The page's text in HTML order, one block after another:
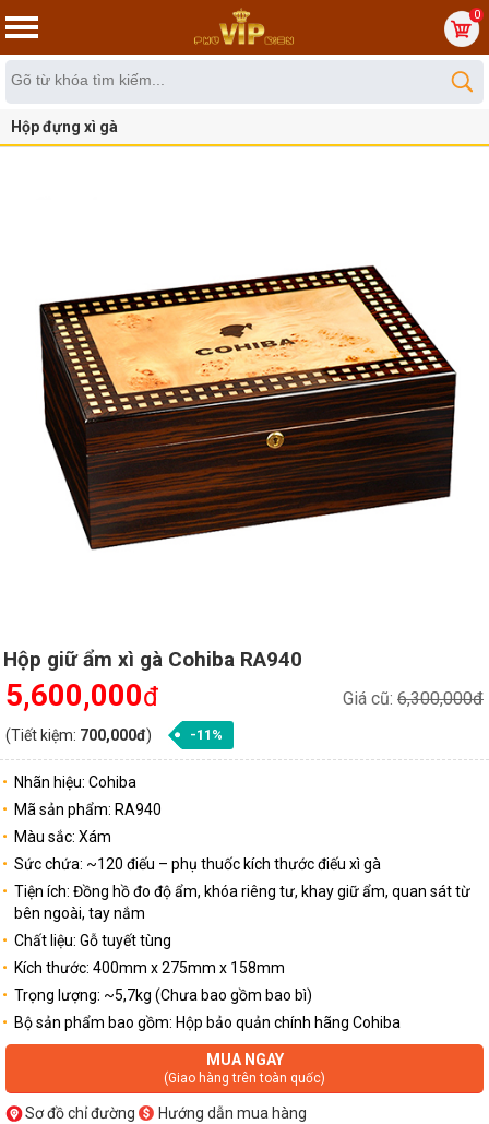
0
Hộp đựng xì gà
Hộp giữ ẩm xì gà Cohiba RA940
Giá cũ: 6,300,000đ
5,600,000đ
(Tiết kiệm: 700,000đ) -11%
Nhãn hiệu: Cohiba
Mã sản phẩm: RA940
Màu sắc: Xám
Sức chứa: ~120 điếu – phụ thuốc kích thước điếu xì gà
Tiện ích: Đồng hồ đo độ ẩm, khóa riêng tư, khay giữ ẩm, quan sát từ
bên ngoài, tay nắm
Chất liệu: Gỗ tuyết tùng
Kích thước: 400mm x 275mm x 158mm
Trọng lượng: ~5,7kg (Chưa bao gồm bao bì)
Bộ sản phẩm bao gồm: Hộp bảo quản chính hãng Cohiba
MUA NGAY
(Giao hàng trên toàn quốc)
Sơ đồ chỉ đường
Hướng dẫn mua hàng